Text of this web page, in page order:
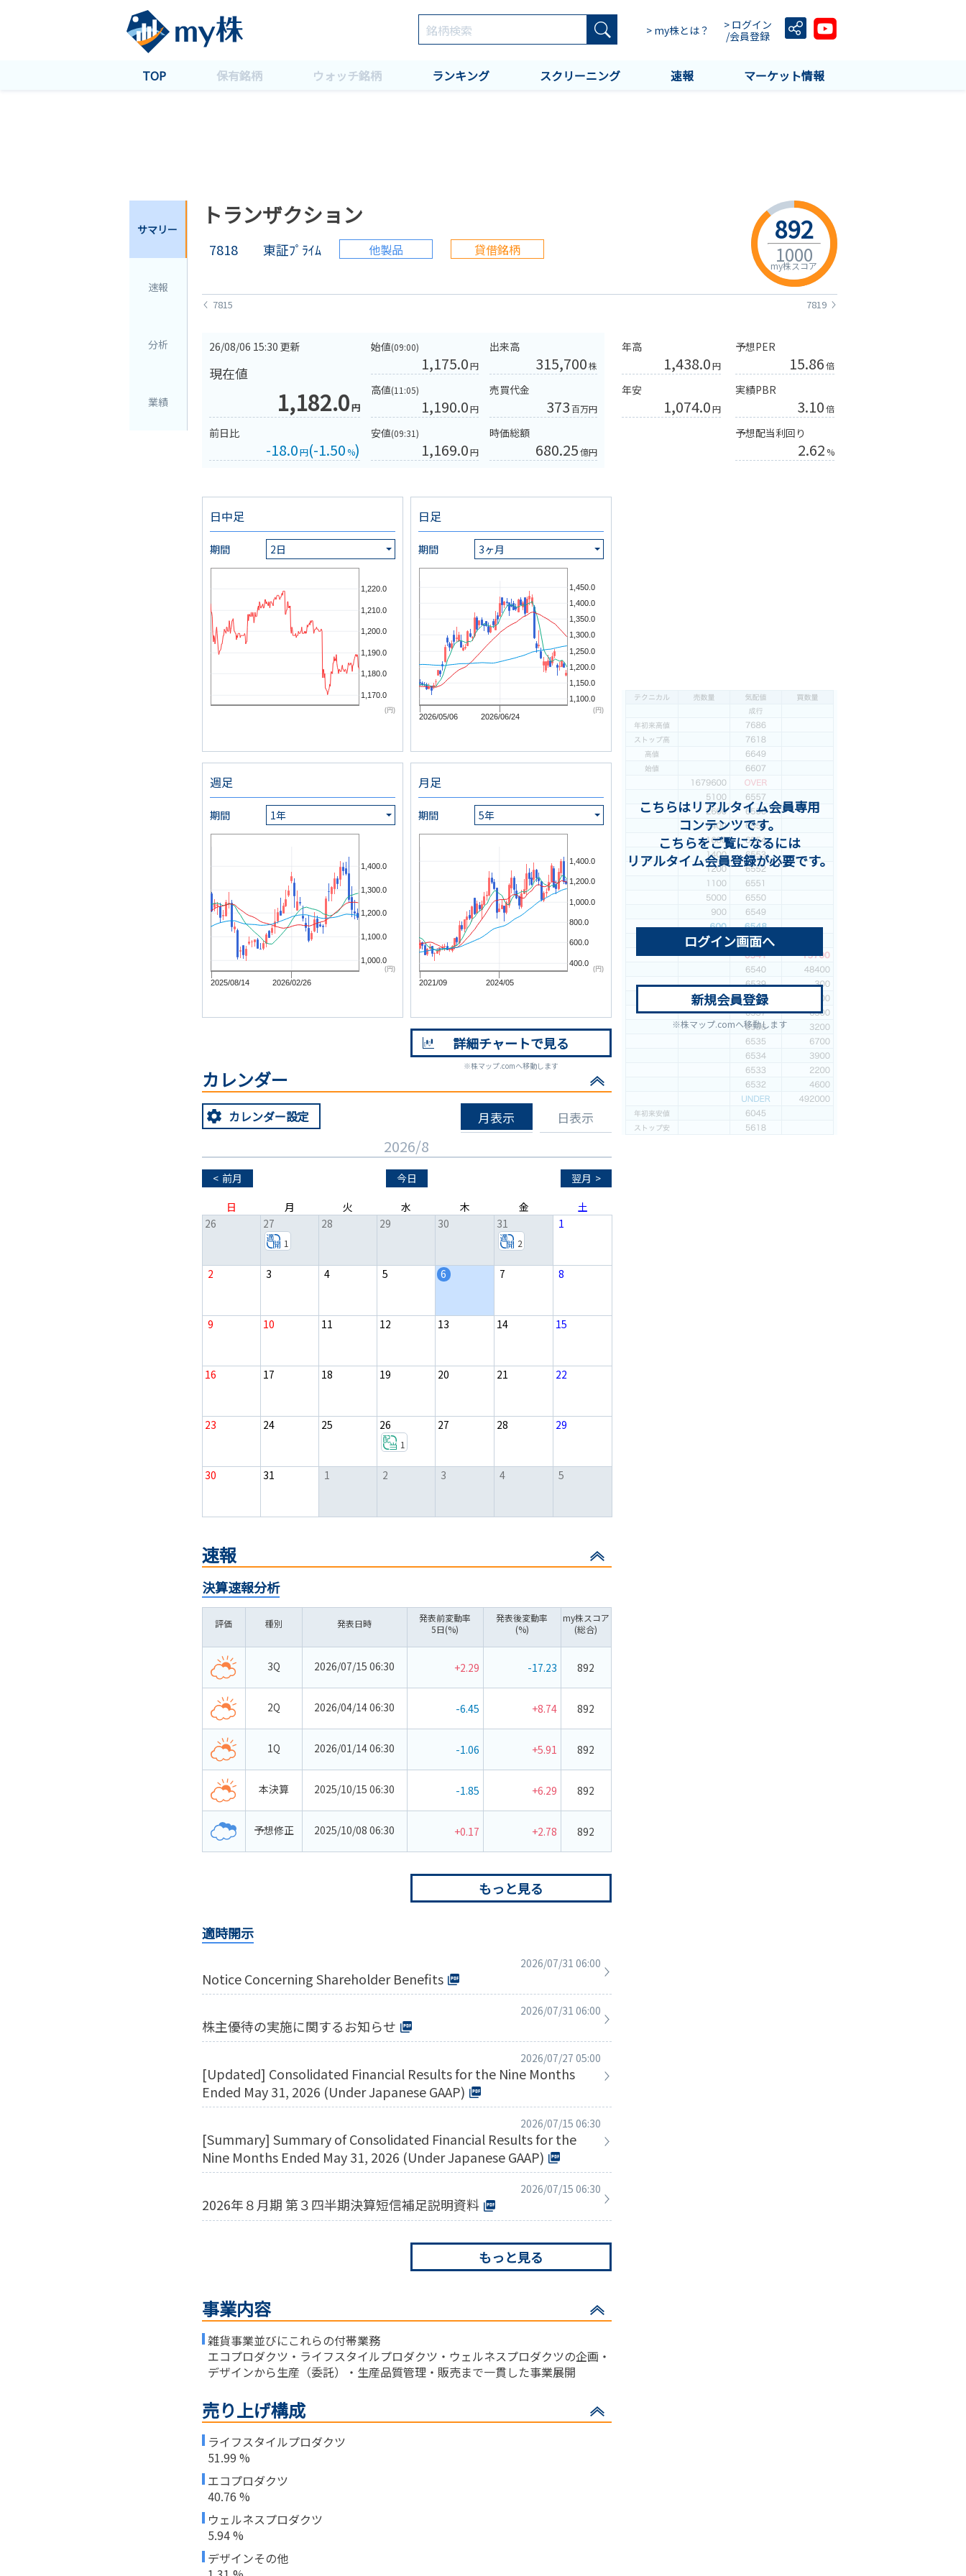
> my株とは？
> ログイン
/会員登録
TOP 保有銘柄 ウォッチ銘柄 ランキング スクリーニング 速報 マーケット情報
サマリー
速報
分析
業績
トランザクション
7818 東証ﾌﾟﾗｲﾑ 他製品 貸借銘柄
892
1000
my株スコア
7815 7819
26/08/06 15:30 更新
現在値
1,182.0円
前日比
-18.0円(-1.50%)
始値(09:00)
1,175.0円
高値(11:05)
1,190.0円
安値(09:31)
1,169.0円
出来高
315,700株
売買代金
373百万円
時価総額
680.25億円
年高
1,438.0円
年安
1,074.0円
予想PER
15.86倍
実績PBR
3.10倍
予想配当利回り
2.62 %
日中足
期間 2日
(円)
1,170.0
1,180.0
1,190.0
1,200.0
1,210.0
1,220.0
日足
期間 3ヶ月
(円)
2026/05/06 2026/06/24
1,100.0
1,150.0
1,200.0
1,250.0
1,300.0
1,350.0
1,400.0
1,450.0
週足
期間 1年
(円)
2025/08/14 2026/02/26
1,000.0
1,100.0
1,200.0
1,300.0
1,400.0
月足
期間 5年
(円)
2021/09 2024/05
400.0
600.0
800.0
1,000.0
1,200.0
1,400.0
詳細チャートで見る
※株マップ.comへ移動します
カレンダー
カレンダー設定 月表示 日表示
2026/8
< 前月 今日 翌月 >
日
月 火 水 木 金
土
26
27
1
28 29 30 31
2
1
2 3 4 5 6 7 8
9 10 11 12 13 14 15
16 17 18 19 20 21 22
23 24 25 26
1
27 28 29
30 31 1 2 3 4 5
速報
決算速報分析
評価 種別 発表日時
発表前変動率
5日(%)
発表後変動率
(%)
my株スコア
(総合)
3Q 2026/07/15 06:30 +2.29 -17.23 892
2Q 2026/04/14 06:30 -6.45 +8.74 892
1Q 2026/01/14 06:30 -1.06 +5.91 892
本決算 2025/10/15 06:30 -1.85 +6.29 892
予想修正 2025/10/08 06:30 +0.17 +2.78 892
もっと見る
適時開示
2026/07/31 06:00
Notice Concerning Shareholder Benefits
2026/07/31 06:00
株主優待の実施に関するお知らせ
2026/07/27 05:00
[Updated] Consolidated Financial Results for the Nine Months
Ended May 31, 2026 (Under Japanese GAAP)
2026/07/15 06:30
[Summary] Summary of Consolidated Financial Results for the
Nine Months Ended May 31, 2026 (Under Japanese GAAP)
2026/07/15 06:30
2026年８月期 第３四半期決算短信補足説明資料
もっと見る
事業内容
雑貨事業並びにこれらの付帯業務
エコプロダクツ・ライフスタイルプロダクツ・ウェルネスプロダクツの企画・
デザインから生産（委託）・生産品質管理・販売まで一貫した事業展開
売り上げ構成
ライフスタイルプロダクツ
51.99 %
エコプロダクツ
40.76 %
ウェルネスプロダクツ
5.94 %
デザインその他
こちらはリアルタイム会員専用
コンテンツです。
こちらをご覧になるには
リアルタイム会員登録が必要です。
ログイン画面へ
新規会員登録
※株マップ.comへ移動します